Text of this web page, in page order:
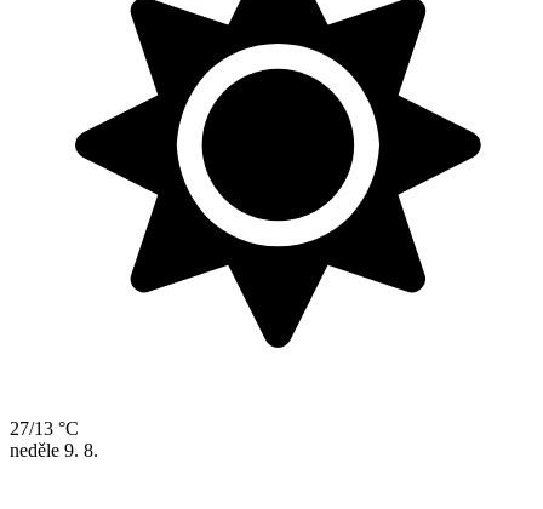
27/13 °C
neděle 9. 8.